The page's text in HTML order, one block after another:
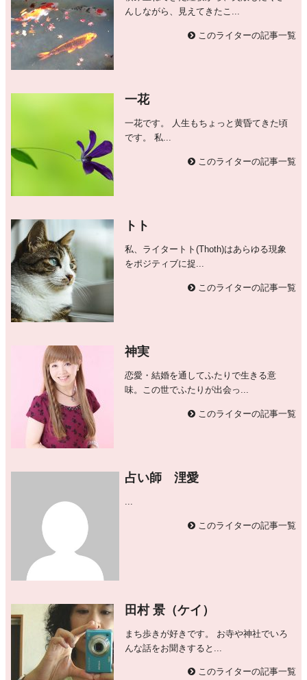
んしながら、見えてきたこ...
このライターの記事一覧
一花
一花です。 人生もちょっと黄昏てきた頃
です。 私...
このライターの記事一覧
トト
私、ライタートト(Thoth)はあらゆる現象
をポジティブに捉...
このライターの記事一覧
神実
恋愛・結婚を通してふたりで生きる意
味。この世でふたりが出会っ...
このライターの記事一覧
占い師 浬愛
...
このライターの記事一覧
田村 景（ケイ）
まち歩きが好きです。 お寺や神社でいろ
んな話をお聞きすると...
このライターの記事一覧